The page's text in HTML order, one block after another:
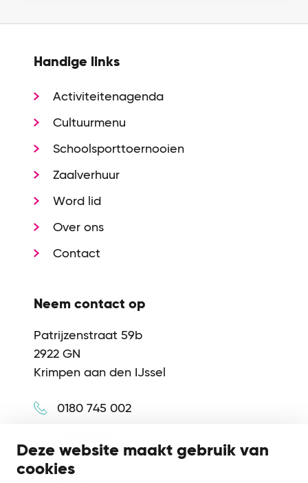
Deze website maakt gebruik van
cookies
Handige links
Activiteitenagenda
Cultuurmenu
Schoolsporttoernooien
Zaalverhuur
Word lid
Over ons
Contact
Neem contact op
Patrijzenstraat 59b
2922 GN
Krimpen aan den IJssel
0180 745 002